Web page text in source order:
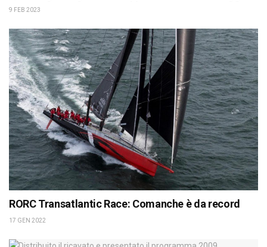
9 FEB 2023
RORC Transatlantic Race: Comanche è da record
17 GEN 2022